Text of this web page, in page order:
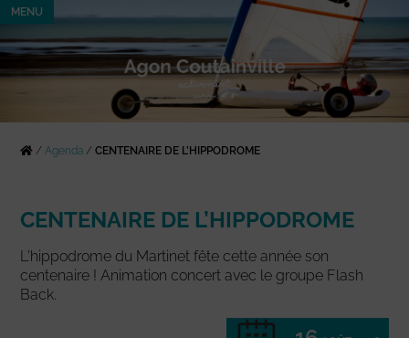
MENU
/Agenda /CENTENAIRE DE L’HIPPODROME
CENTENAIRE DE L’HIPPODROME
L'hippodrome du Martinet fête cette année son
centenaire ! Animation concert avec le groupe Flash
Back.